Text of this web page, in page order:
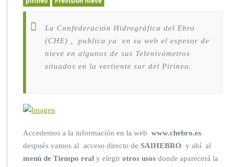
La Confederación Hidrográfica del Ebro
(CHE) , publica ya en su web el espesor de
nieve en algunos de sus Telenivómetros
situados en la vertiente sur del Pirineo.
Accedemos a la información en la web www.chebro.es
después vamos al acceso directo de SAIHEBRO y ahí al
menú de Tiempo real y elegir otros usos donde aparecerá la